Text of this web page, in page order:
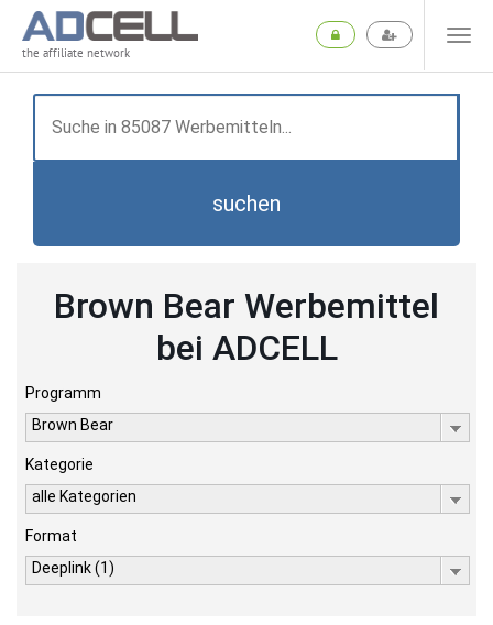
the affiliate network
suchen
Brown Bear Werbemittel
bei ADCELL
Programm
Brown Bear
Kategorie
alle Kategorien
Format
Deeplink (1)